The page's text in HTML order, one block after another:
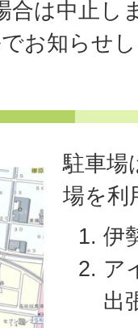
合は中止し
お知らせ
駐車場
場を利
伊
ア
出